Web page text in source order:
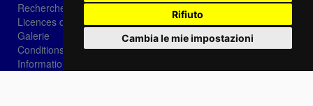
Rifiuto
Cambia le mie impostazioni
Recherche
Licences d'image
Galerie
Conditions de vente
Informations sur les cookies